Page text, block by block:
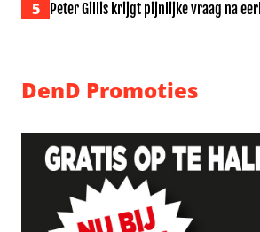
5 Peter Gillis krijgt pijnlijke vraag na
DenD Promoties